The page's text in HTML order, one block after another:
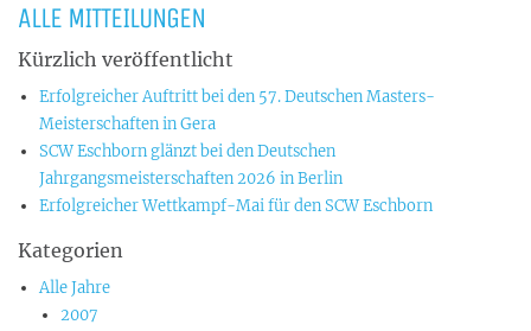
ALLE MITTEILUNGEN
Kürzlich veröffentlicht
Erfolgreicher Auftritt bei den 57. Deutschen Masters-
Meisterschaften in Gera
SCW Eschborn glänzt bei den Deutschen
Jahrgangsmeisterschaften 2026 in Berlin
Erfolgreicher Wettkampf-Mai für den SCW Eschborn
Kategorien
Alle Jahre
2007